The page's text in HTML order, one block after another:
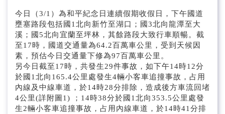
國道即時路況(另開新視窗)
今日（3/1）為和平紀念日連續假期收假日，下午國道
壅塞路段包括國1北向新竹至湖口；國3北向龍潭至大
溪；國5北向宜蘭至坪林，其餘路段大致行車順暢。截
至17時，國道交通量為64.2百萬車公里，受到天候因
素，預估今日交通量下修為97百萬車公里。
另今日截至17時，共發生29件事故，如下午14時12分
於國1北向165.4公里處發生4輛小客車追撞事故，占用
內線及中線車道，於14時28分排除，造成後方車流回堵
4公里(詳附圖1) ；14時38分於國1北向353.5公里處發
生2輛小客車追撞事故，占用內線車道，於14時41分排